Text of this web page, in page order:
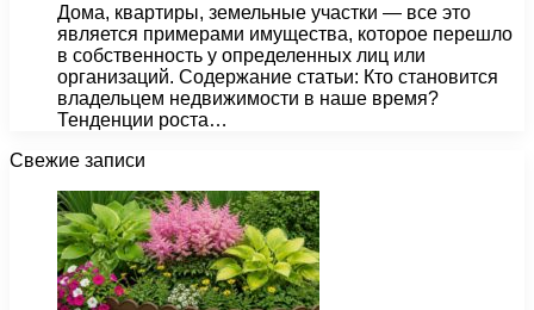
Дома, квартиры, земельные участки — все это
является примерами имущества, которое перешло
в собственность у определенных лиц или
организаций. Содержание статьи: Кто становится
владельцем недвижимости в наше время?
Тенденции роста…
Свежие записи